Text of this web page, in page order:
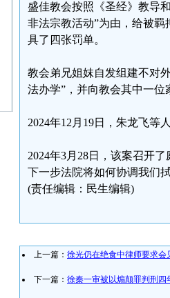
盛佳教会按照《圣经》教导
非法宗教活动”为由，给被
具了四张罚单。
教会弟兄姐妺自发组建不对
法办学”，并向教会其中一
2024年12月19日，朱龙飞等
2024年3月28日，该案召开
下一步法院将如何协调我们
(责任编辑：民生编辑)
上一篇： 徐光仍在绝食中律师要求会
下一篇： 徐秦一审被以煽颠罪判刑四